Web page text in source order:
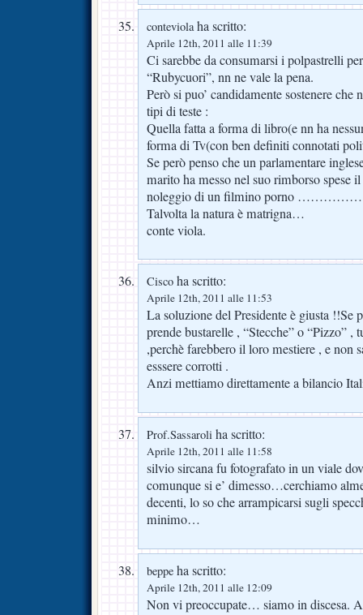
conteviolaha scritto:
Aprile 12th, 2011 alle 11:39
Ci sarebbe da consumarsi i polpastrelli
“Rubycuori”, nn ne vale la pena.
Però si puo’ candidamente sostenere che
tipi di teste :
Quella fatta a forma di libro(e nn ha
forma di Tv(con ben definiti connotati
Se però penso che un parlamentare
marito ha messo nel suo rimborso spese
noleggio di un filmino porno ……………
Talvolta la natura è matrigna…
conte viola.
Cisco ha scritto:
Aprile 12th, 2011 alle 11:53
La soluzione del Presidente è giusta !!Se
prende bustarelle , “Stecche” o “Pizzo” ,
,perchè farebbero il loro mestiere , e non
esssere corrotti .
Anzi mettiamo direttamente a bilancio
Prof.Sassaroli ha scritto:
Aprile 12th, 2011 alle 11:58
silvio sircana fu fotografato in un viale
comunque si e’ dimesso…cerchiamo
decenti, lo so che arrampicarsi sugli
minimo…
beppe ha scritto:
Aprile 12th, 2011 alle 12:09
Non vi preoccupate… siamo in discesa.